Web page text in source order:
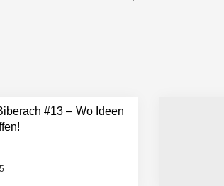
#13 – Wo Ideen
ermöglicht sofortige Angebotskalkulation für